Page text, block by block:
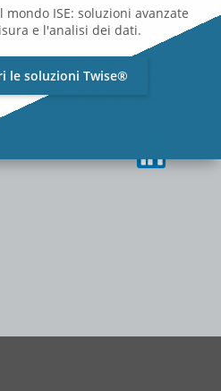
CONTATTACI
LAVORA CON NOI
Privacy Policy
Cambia Preferenze Privacy
Impostazioni Privacy
mondo ISE: soluzioni avanzate
e l'analisi dei dati.
le soluzioni Twise®